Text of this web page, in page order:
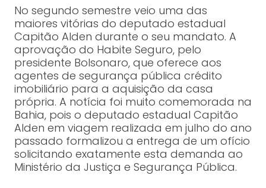
No segundo semestre veio uma das
maiores vitórias do deputado estadual
Capitão Alden durante o seu mandato. A
aprovação do Habite Seguro, pelo
presidente Bolsonaro, que oferece aos
agentes de segurança pública crédito
imobiliário para a aquisição da casa
própria. A notícia foi muito comemorada na
Bahia, pois o deputado estadual Capitão
Alden em viagem realizada em julho do ano
passado formalizou a entrega de um ofício
solicitando exatamente esta demanda ao
Ministério da Justiça e Segurança Pública.